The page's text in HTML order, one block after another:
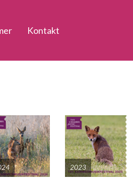
Kontakt
2023